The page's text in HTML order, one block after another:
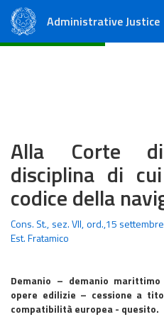
Administrative Justice
Alla Corte
disciplina di
codice della
Cons. St., sez. VII, ord.,15
Est. Fratamico
Demanio – demanio
opere edilizie – cessione a
compatibilità europea - quesito.